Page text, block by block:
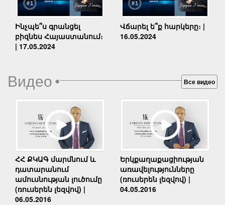
Ինչպե՞ս գրանցել
բիզնես Հայաստանում։
| 17.05.2024
Վճարել ե՞ք հարկերը։ |
16.05.2024
Видео• Все видео
ՀՀ ՔԿԱԳ մարմնում և
դատարանում
ամուսնության լուծումը
(ռուսերեն լեզվով) |
06.05.2016
Երկքաղաքացիության
առավելությունները
(ռուսերեն լեզվով) |
04.05.2016